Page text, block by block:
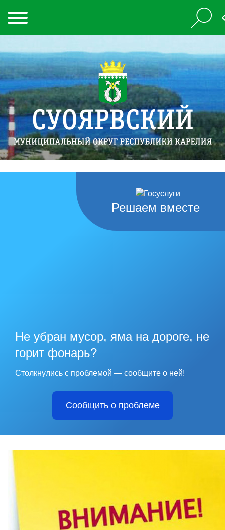
Решаем вместе
Не убран мусор, яма на дороге, не
горит фонарь?
Столкнулись с проблемой — сообщите о ней!
Сообщить о проблеме